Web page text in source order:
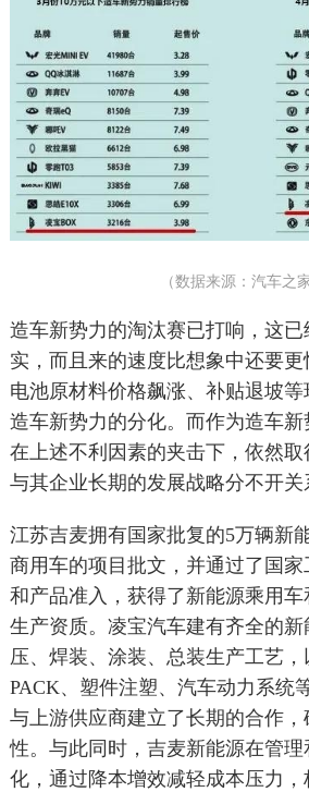
（数据来源：汽车之家
造车新势力的淘汰赛已打响，这
实，而且来的速度比想象中还要
电池原材料价格飙涨、补贴退坡
造车新势力的分化。而作为造车新
在上述不利因素的夹击下，依然取
与其企业长期的发展战略分不开关
江苏吉麦拥有国家批复的5万辆新
商用车的项目批文，并通过了国家
和产品准入，获得了新能源乘用
生产资质。凌宝汽车建有齐全的
压、焊装、涂装、总装生产工艺
PACK、塑件注塑、汽车动力系统
与上游供应商建立了长期的合作
性。与此同时，吉麦新能源在管
化，通过降本增效减轻成本压力